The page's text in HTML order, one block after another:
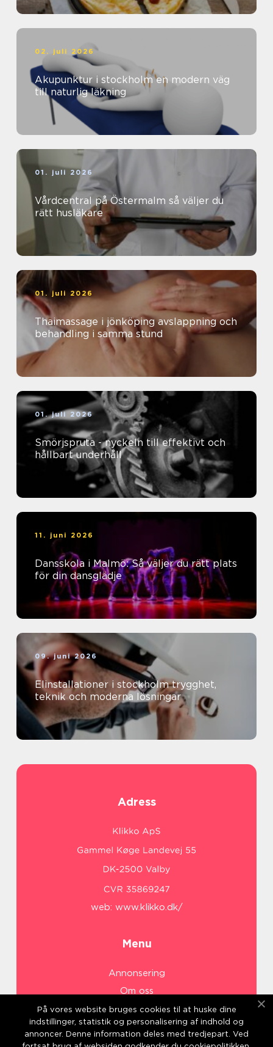
02. juli 2026
Akupunktur i stockholm en modern väg
till naturlig läkning
01. juli 2026
Vårdcentral på Östermalm så väljer du
rätt husläkare
01. juli 2026
Thaimassage i jönköping avslappning och
behandling i samma stund
01. juli 2026
Smörjspruta - nyckeln till effektivt och
hållbart underhåll
11. juni 2026
Dansskola i Malmö: Så väljer du rätt plats
för din dansglädje
09. juni 2026
Elinstallationer i stockholm trygghet,
teknik och moderna lösningar
Adress
web: www.klikko.dk/
Menu
Annonsering
Om oss
Cookies
Kontakta oss
Sitemap
På vores website bruges cookies til at huske dine
indstillinger, statistik og personalisering af indhold og
annoncer. Denne information deles med tredjepart. Ved